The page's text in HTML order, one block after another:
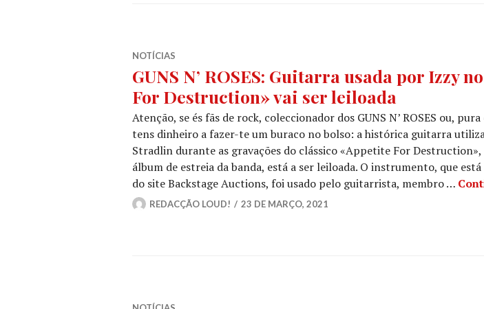
NOTÍCIAS
GUNS N’ ROSES: Guitarra usada por Izzy
For Destruction» vai ser leiloada
Atenção, se és fãs de rock, coleccionador dos GUNS N’ ROSES ou,
tens dinheiro a fazer-te um buraco no bolso: a histórica guitarra
Stradlin durante as gravações do clássico «Appetite For
álbum de estreia da banda, está a ser leiloada. O instrumento, que
do site Backstage Auctions, foi usado pelo guitarrista, membro …
REDACÇÃO LOUD! 23 DE MARÇO, 2021